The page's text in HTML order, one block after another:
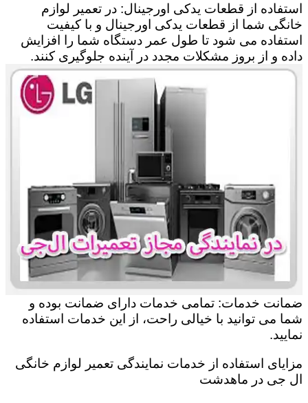
استفاده از قطعات یدکی اورجینال: در تعمیر لوازم
خانگی شما از قطعات یدکی اورجینال و با کیفیت
استفاده می شود تا طول عمر دستگاه شما را افزایش
داده و از بروز مشکلات مجدد در آینده جلوگیری کنند.
ضمانت خدمات: تمامی خدمات دارای ضمانت بوده و
شما می توانید با خیالی راحت، از این خدمات استفاده
نمایید.
مزایای استفاده از خدمات نمایندگی تعمیر لوازم خانگی
ال جی در ماهدشت